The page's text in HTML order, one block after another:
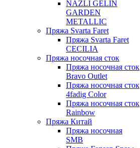
NAZLI GELIN
GARDEN
METALLIC
Пряжа Svarta Faret
Пряжа Svarta Faret
CECILIA
Пряжа носочная сток
Пряжа носочная сток
Bravo Outlet
Пряжа носочная сток
4fadig Color
Пряжа носочная сток
Rainbow
Пряжа Китай
Пряжа носочная
SMB